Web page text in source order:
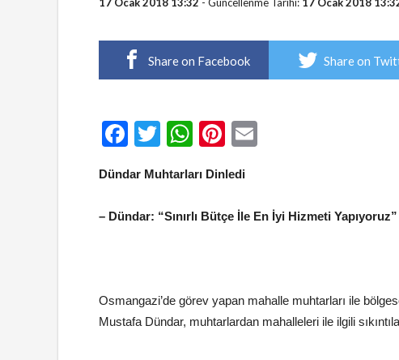
Share on Facebook Share on
Facebook
TwitterWhatsApp
Pinterest
Dündar Muhtarları Dinledi
– Dündar: “Sınırlı Bütçe İle En İyi Hizmeti Yapıyoruz”
Osmangazi’de görev yapan mahalle muhtarları ile
Mustafa Dündar, muhtarlardan mahalleleri ile ilgili